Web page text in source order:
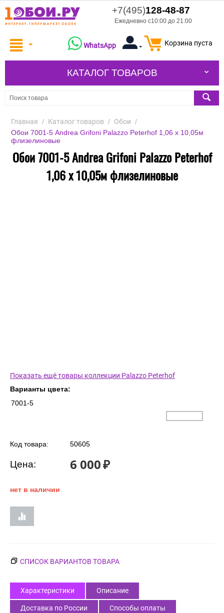
+7(495)128-48-87
Ежедневно с10:00 до 21:00
Корзина пуста
WhatsApp
КАТАЛОГ ТОВАРОВ
Главная / Каталог товаров / Обои /
Обои 7001-5 Andrea Grifoni Palazzo Peterhof 1,06 х 10,05м
флизелиновые
Обои 7001-5 Andrea Grifoni Palazzo Peterhof
1,06 х 10,05м флизелиновые
Показать ещё товары коллекции Palazzo Peterhof
Варианты цвета:
7001-5
Код товара: 50605
Цена: 6 000₽
нет в наличии
СПИСОК ВАРИАНТОВ ТОВАРА
Характеристики Описание
Доставка по России Способы оплаты